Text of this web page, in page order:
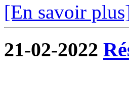
[En savoir
21-02-2022